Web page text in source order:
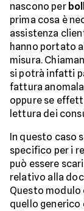
nascono per
prima cosa è
assistenza
hanno portato
misura.
si potrà infatti
fattura
oppure se
lettura dei
In questo caso
specifico per i
può essere
relativo alla
Questo modulo
quello generico